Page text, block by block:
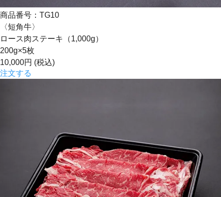
商品番号：TG10
〈短角牛〉
ロース肉ステーキ（1,000g）
200g×5枚
10,000円 (税込)
注文する